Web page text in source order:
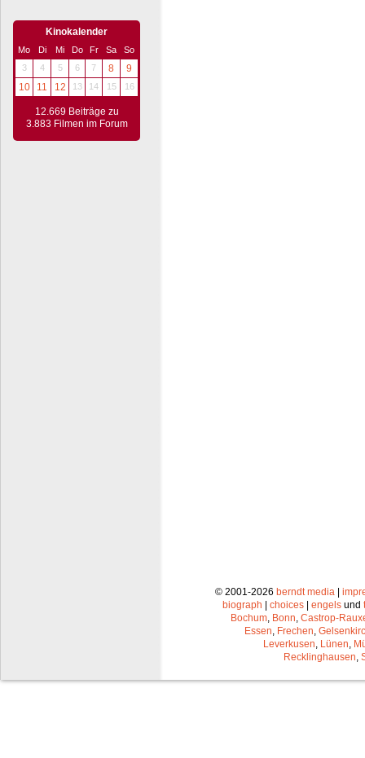
Kinokalender
Mo Di Mi Do Fr Sa
So
3
4 5 6 7 8
9
10
11 12 13 14 15 16
12.669 Beiträge zu
3.883 Filmen im Forum
© 2001-2026 berndt media |
biograph | choices | engels und
Bochum Bonn Castrop-
Essen Frechen
Leverkusen Lünen
Recklinghausen